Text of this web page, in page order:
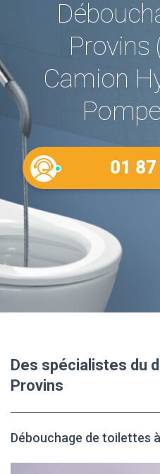
Provins
Camion
01
Des spécialistes du
Provins
Débouchage de toilettes